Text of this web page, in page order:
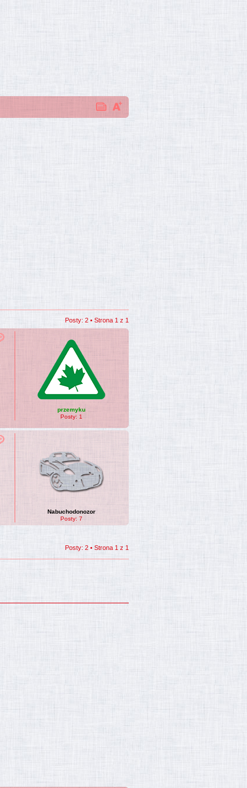
Posty: 2 • Strona 1 z 1
przemyku
Posty: 1
Nabuchodonozor
Posty: 7
Posty: 2 • Strona 1 z 1